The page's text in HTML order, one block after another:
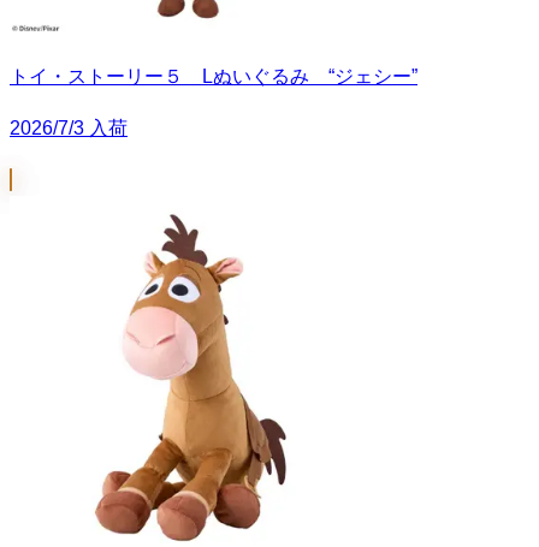
トイ・ストーリー５ Lぬいぐるみ “ジェシー”
2026/7/3 入荷